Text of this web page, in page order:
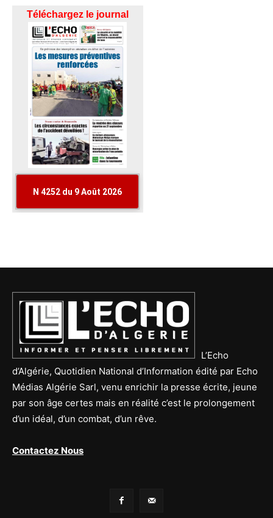
L’Echo
d’Algérie, Quotidien National d’Information édité par Echo
Médias Algérie Sarl, venu enrichir la presse écrite, jeune
par son âge certes mais en réalité c’est le prolongement
d’un idéal, d’un combat, d’un rêve.
Contactez Nous